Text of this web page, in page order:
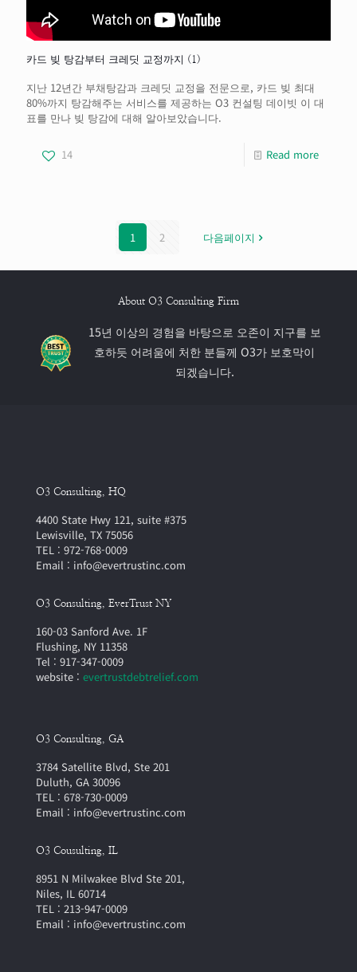
카드 빚 탕감부터 크레딧 교정까지 (1)
지난 12년간 부채탕감과 크레딧 교정을 전문으로, 카드 빚 최대
80%까지 탕감해주는 서비스를 제공하는 O3 컨설팅 데이빗 이 대
표를 만나 빚 탕감에 대해 알아보았습니다.
14 Read more
1 2 다음페이지
About O3 Consulting Firm
15년 이상의 경험을 바탕으로 오존이 지구를 보
호하듯 어려움에 처한 분들께 O3가 보호막이
되겠습니다.
O3 Consulting, HQ
4400 State Hwy 121, suite #375
Lewisville, TX 75056
TEL : 972-768-0009
Email : info@evertrustinc.com
O3 Consulting, EverTrust NY
160-03 Sanford Ave. 1F
Flushing, NY 11358
Tel : 917-347-0009
website : evertrustdebtrelief.com
O3 Consulting, GA
3784 Satellite Blvd, Ste 201
Duluth, GA 30096
TEL : 678-730-0009
Email : info@evertrustinc.com
O3 Cousulting, IL
8951 N Milwakee Blvd Ste 201,
Niles, IL 60714
TEL : 213-947-0009
Email : info@evertrustinc.com